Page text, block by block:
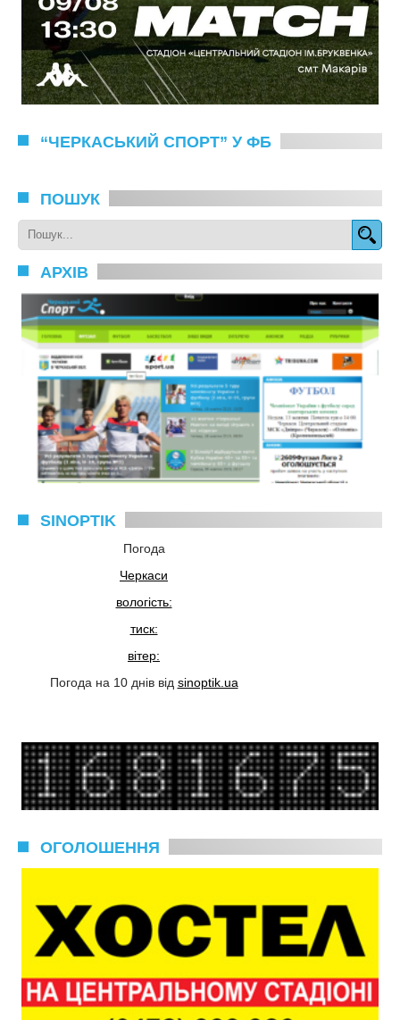
“ЧЕРКАСЬКИЙ СПОРТ” У ФБ
ПОШУК
АРХІВ
SINOPTIK
Погода
Черкаси
вологість:
тиск:
вітер:
Погода на 10 днів від sinoptik.ua
ОГОЛОШЕННЯ